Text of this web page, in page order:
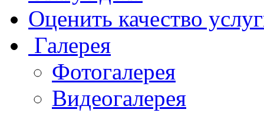
Оценить качество
Галерея
Фотогалерея
Видеогалерея